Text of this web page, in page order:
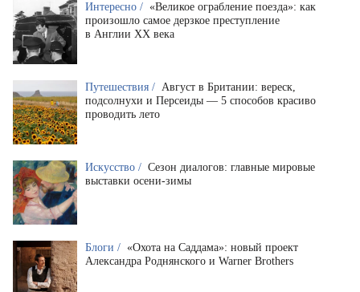
Интересно / «Великое ограбление поезда»: как
произошло самое дерзкое преступление
в Англии XX века
Путешествия / Август в Британии: вереск,
подсолнухи и Персеиды — 5 способов красиво
проводить лето
Искусство / Сезон диалогов: главные мировые
выставки осени-зимы
Блоги / «Охота на Саддама»: новый проект
Александра Роднянского и Warner Brothers